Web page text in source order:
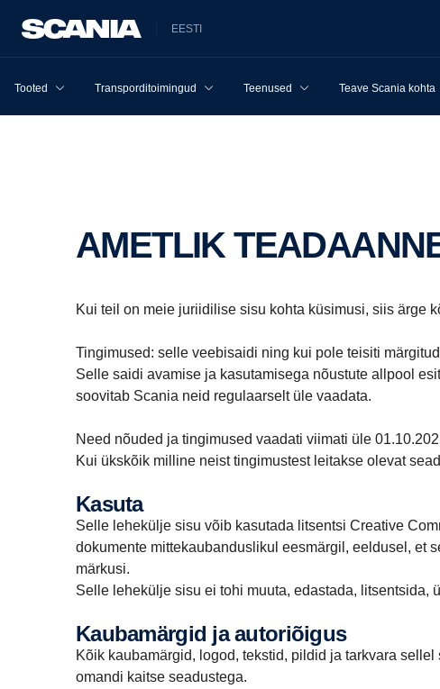
EESTI
Tooted Transporditoimingud Teenused Teave Scania kohta
AMETLIK
Kui teil on meie juriidilise sisu kohta küsimusi, siis ärge
Tingimused: selle veebisaidi ning kui pole teisiti
Selle saidi avamise ja kasutamisega nõustute allpool
soovitab Scania neid regulaarselt üle vaadata.
Need nõuded ja tingimused vaadati viimati üle
Kui ükskõik milline neist tingimustest leitakse olevat
Kasuta
Selle lehekülje sisu võib kasutada litsentsi Creative
dokumente mittekaubanduslikul eesmärgil, eeldusel, et
märkusi.
Selle lehekülje sisu ei tohi muuta, edastada,
Kaubamärgid ja autoriõigus
Kõik kaubamärgid, logod, tekstid, pildid ja tarkvara
omandi kaitse seadustega.